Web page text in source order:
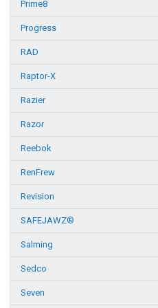
Prime8
Progress
RAD
Raptor-X
Razier
Razor
Reebok
RenFrew
Revision
SAFEJAWZ®
Salming
Sedco
Seven